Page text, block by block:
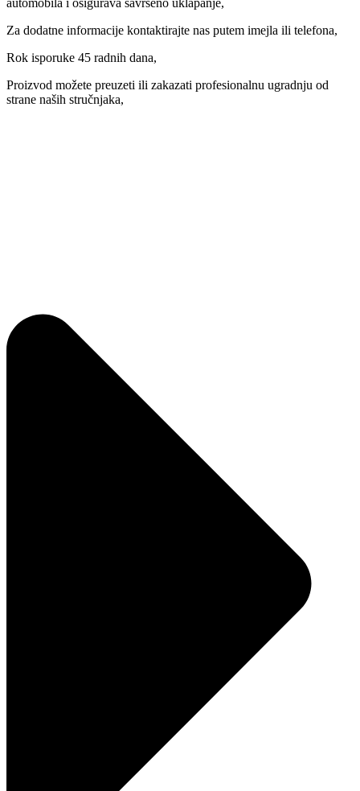
Za dodatne informacije kontaktirajte nas putem imejla ili telefona,
Rok isporuke 45 radnih dana,
Proizvod možete preuzeti ili zakazati profesionalnu ugradnju od
strane naših stručnjaka,